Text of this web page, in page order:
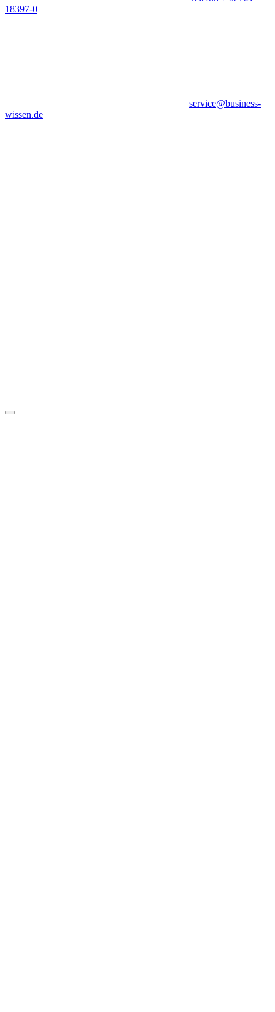
18397-0
service@business-
wissen.de